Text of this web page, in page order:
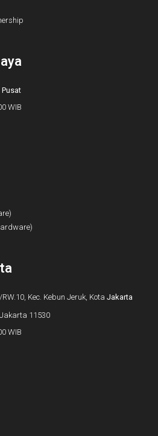
Pusat
WIB
Kec. Kebun Jeruk, Kota Jakarta
11530
WIB